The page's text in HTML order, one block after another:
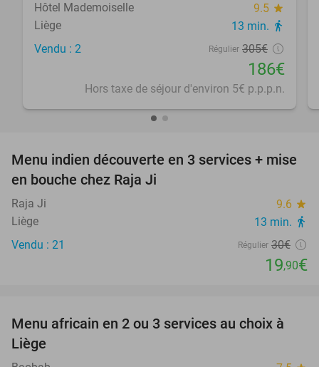
Hôtel Mademoiselle
9.5 star
Liège 13 min. directions_walk
Vendu : 2 Régulier 305€
186€
Hors taxe de séjour d'environ 5€ p.p.p.n.
34%
Menu indien découverte en 3 services + mise
en bouche chez Raja Ji
Raja Ji 9.6 star
Liège 13 min. directions_walk
Vendu : 21 Régulier 30€
19,90€
44%
Menu africain en 2 ou 3 services au choix à
Liège